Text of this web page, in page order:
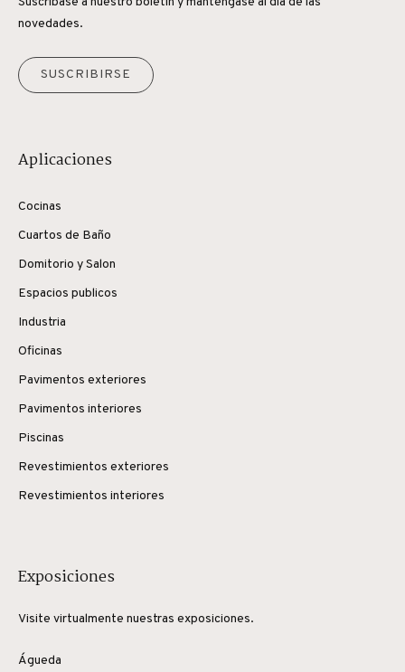
novedades.
SUSCRIBIRSE
Aplicaciones
Cocinas
Cuartos de Baño
Domitorio y Salon
Espacios publicos
Industria
Oficinas
Pavimentos exteriores
Pavimentos interiores
Piscinas
Revestimientos exteriores
Revestimientos interiores
Exposiciones
Visite virtualmente nuestras exposiciones.
Águeda